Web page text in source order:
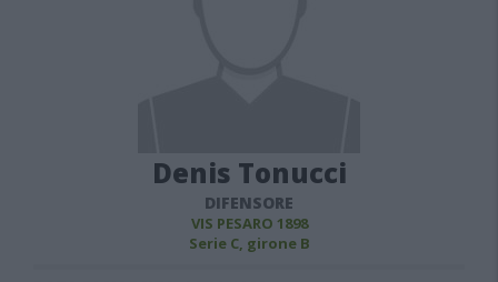
Denis Tonucci
DIFENSORE
VIS PESARO 1898
Serie C, girone B